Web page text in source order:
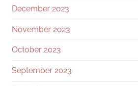
December 2023
November 2023
October 2023
September 2023